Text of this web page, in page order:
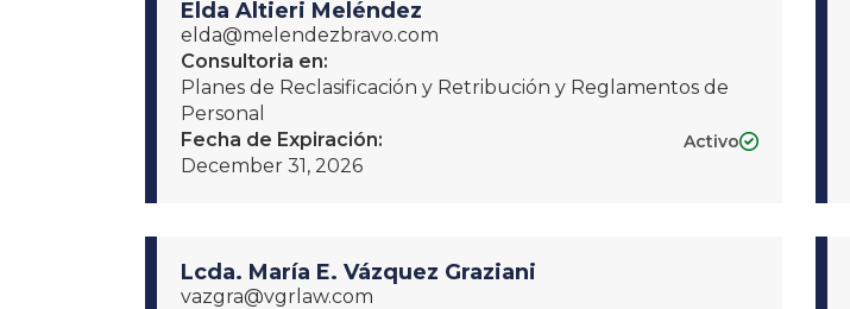
Elda Altieri Meléndez
elda@melendezbravo.com
Consultoria en:
Planes de Reclasificación y Retribución y Reglamentos de
Personal
Fecha de Expiración:
December 31, 2026
Activo
Lcda. María E. Vázquez Graziani
vazgra@vgrlaw.com